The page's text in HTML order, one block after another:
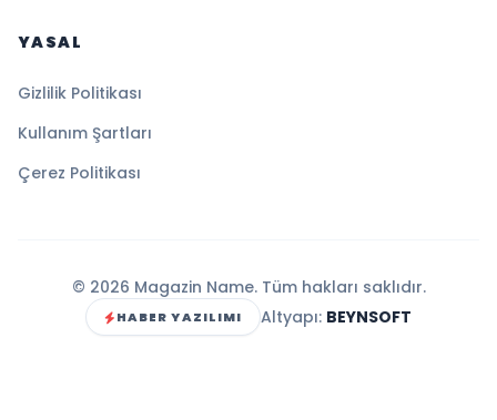
YASAL
Gizlilik Politikası
Kullanım Şartları
Çerez Politikası
© 2026 Magazin Name. Tüm hakları saklıdır.
HABER YAZILIMI Altyapı: BEYNSOFT